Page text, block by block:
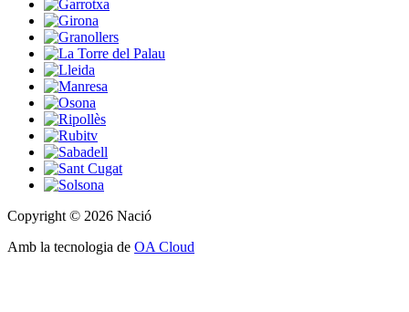
Copyright © 2026 Nació
Amb la tecnologia de OA Cloud